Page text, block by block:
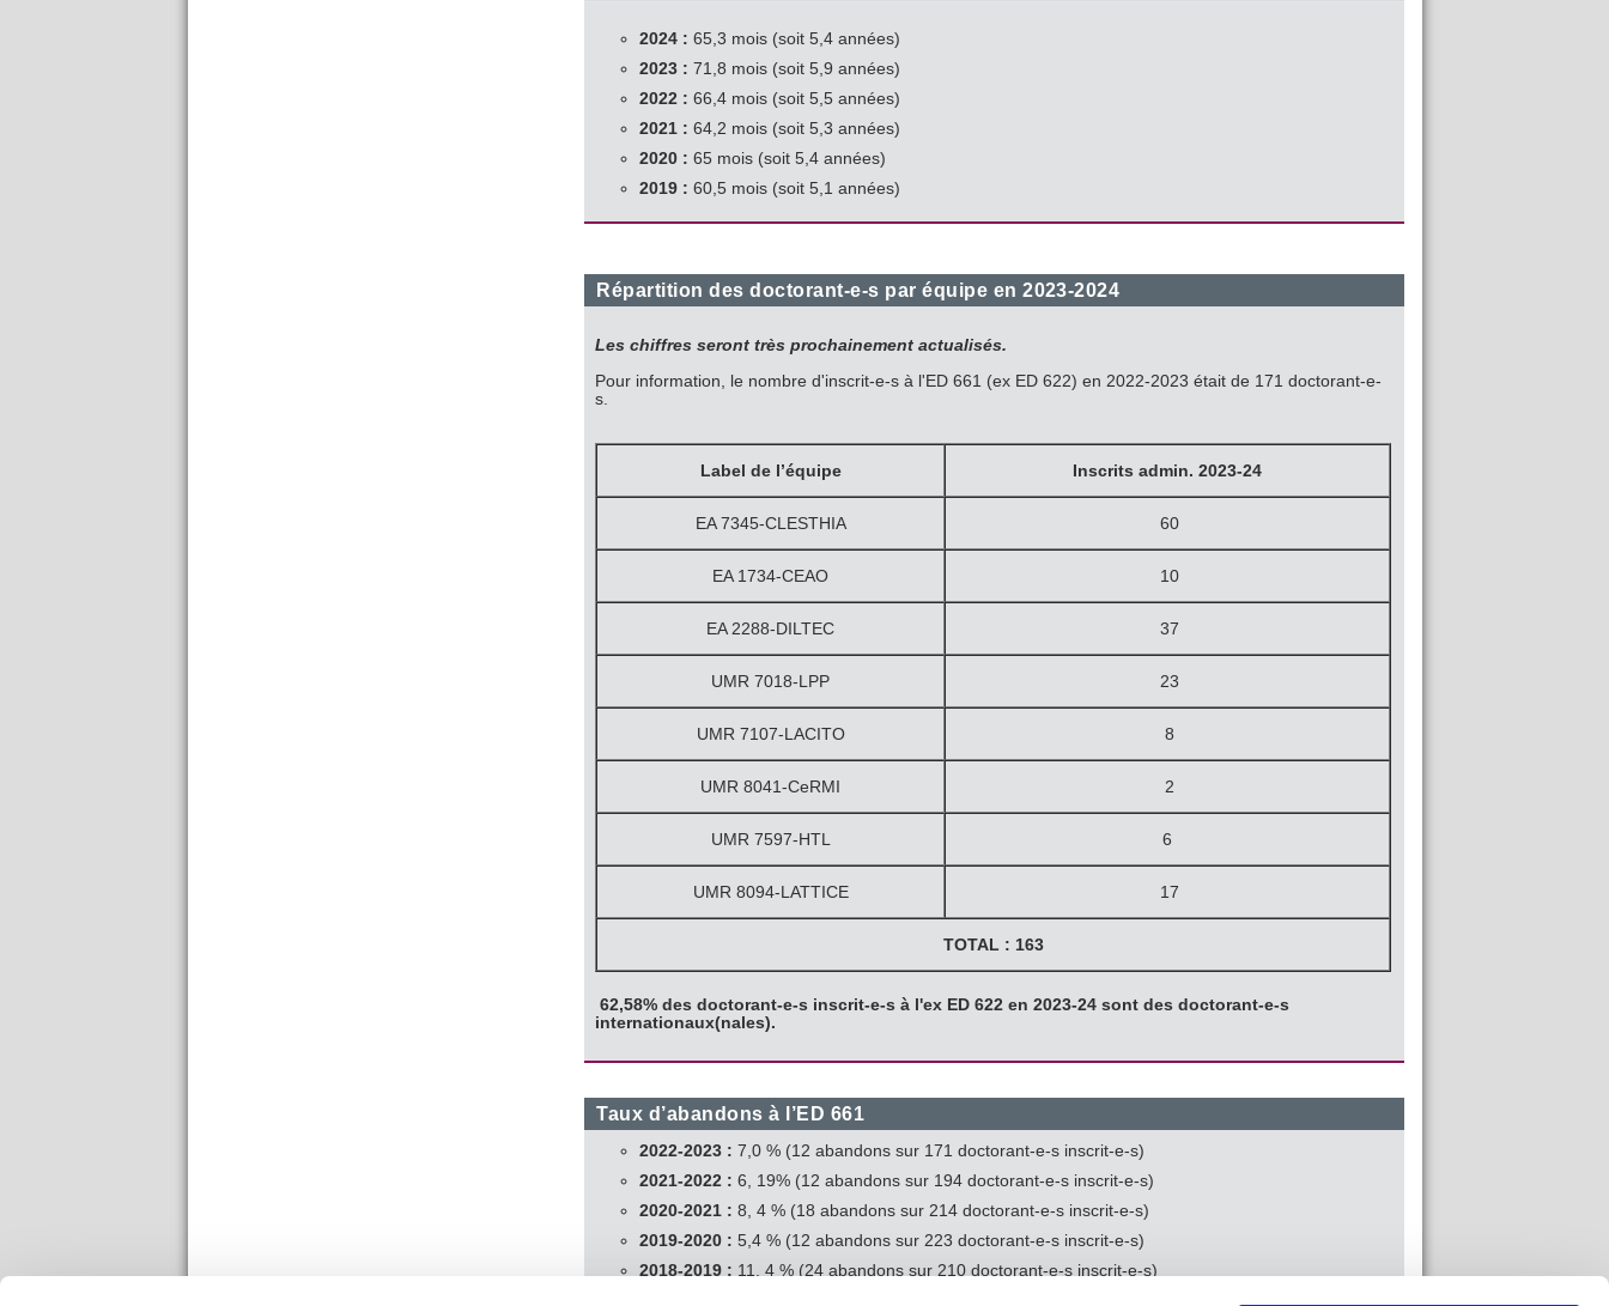
2024 : 65,3 mois (soit 5,4 années)
2023 : 71,8 mois (soit 5,9 années)
2022 :66,4 mois (soit 5,5 années)
2021 : 64,2 mois (soit 5,3 années)
2020 : 65 mois (soit 5,4 années)
2019 : 60,5 mois (soit 5,1 années)
Répartition des doctorant-e-s par équipe en 2023-2024
Les chiffres seront très prochainement actualisés.
Pour information, le nombre d'inscrit-e-s à l'ED 661 (ex ED 622) en 2022-2023 était de 171 doctorant-e-
s.
Label de l’équipe Inscrits admin. 2023-24
EA 7345-CLESTHIA 60
EA 1734-CEAO 10
EA 2288-DILTEC 37
UMR 7018-LPP 23
UMR 7107-LACITO 8
UMR 8041-CeRMI 2
UMR 7597-HTL 6
UMR 8094-LATTICE 17
TOTAL : 163
62,58% des doctorant-e-s inscrit-e-s à l'ex ED 622 en 2023-24 sont des doctorant-e-s
internationaux(nales).
Taux d’abandons à l’ED 661
2022-2023 :7,0 % (12 abandons sur 171 doctorant-e-s inscrit-e-s)
2021-2022 : 6, 19% (12 abandons sur 194 doctorant-e-s inscrit-e-s)
2020-2021 : 8, 4 % (18 abandons sur 214 doctorant-e-s inscrit-e-s)
2019-2020 : 5,4 % (12 abandons sur 223 doctorant-e-s inscrit-e-s)
2018-2019 : 11, 4 % (24 abandons sur 210 doctorant-e-s inscrit-e-s)